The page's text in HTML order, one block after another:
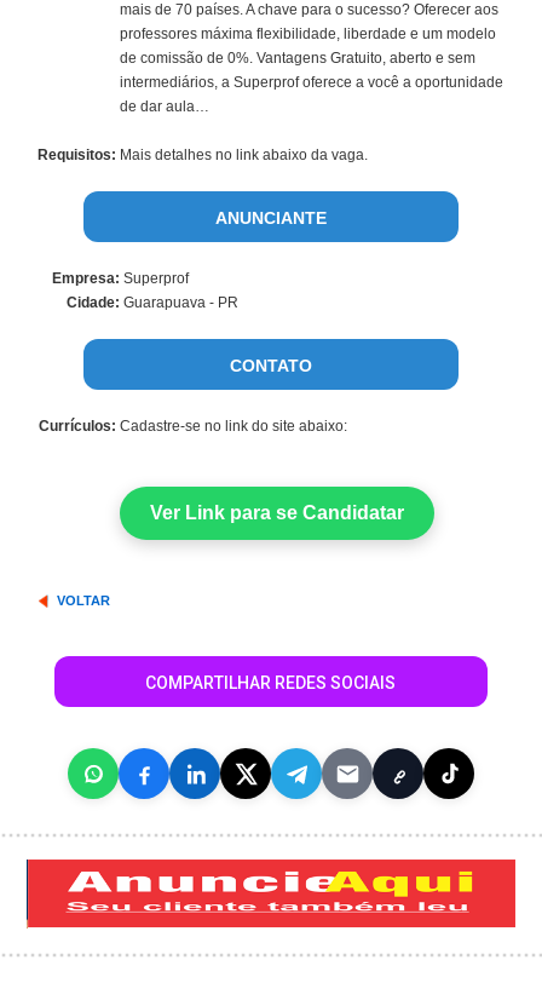
mais de 70 países. A chave para o sucesso? Oferecer aos
professores máxima flexibilidade, liberdade e um modelo
de comissão de 0%. Vantagens Gratuito, aberto e sem
intermediários, a Superprof oferece a você a oportunidade
de dar aula…
Requisitos: Mais detalhes no link abaixo da vaga.
ANUNCIANTE
Empresa: Superprof
Cidade: Guarapuava - PR
CONTATO
Currículos: Cadastre-se no link do site abaixo:
Ver Link para se Candidatar
VOLTAR
COMPARTILHAR REDES SOCIAIS